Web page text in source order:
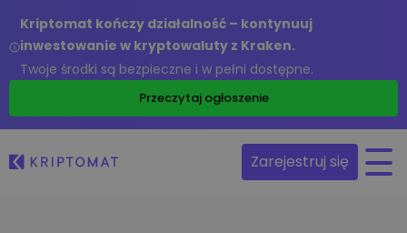
Kriptomat kończy działalność – kontynuuj
inwestowanie w kryptowaluty z Kraken.
Twoje środki są bezpieczne i w pełni dostępne.
Przeczytaj ogłoszenie
Zarejestruj się